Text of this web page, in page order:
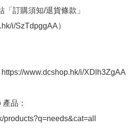
「訂購須知/退貨條款」
i/SzTdpggAA）
www.dcshop.hk/i/XDlh3ZgAA
品：
products?q=needs&cat=all